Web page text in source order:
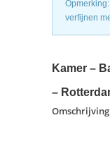
verfijnen
Kamer –
–